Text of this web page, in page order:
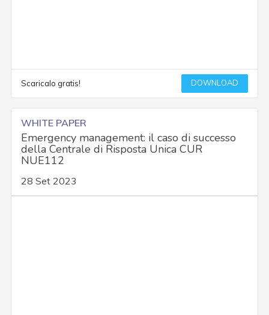
Scaricalo gratis! DOWNLOAD
WHITE PAPER
Emergency management: il caso di successo
della Centrale di Risposta Unica CUR
NUE112
28 Set 2023